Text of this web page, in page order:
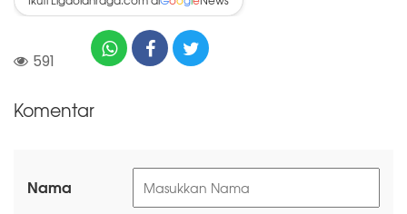
591
Komentar
Nama